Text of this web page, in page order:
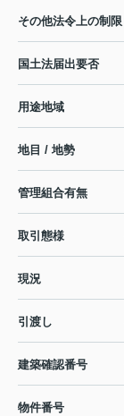
その他法令上の制限
国土法届出要否
用途地域
地目 / 地勢
管理組合有無
取引態様
現況
引渡し
建築確認番号
物件番号